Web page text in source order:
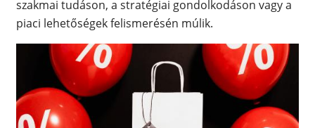
szakmai tudáson, a stratégiai gondolkodáson vagy a
piaci lehetőségek felismerésén múlik.